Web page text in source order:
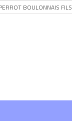
BOULONNAIS FILS